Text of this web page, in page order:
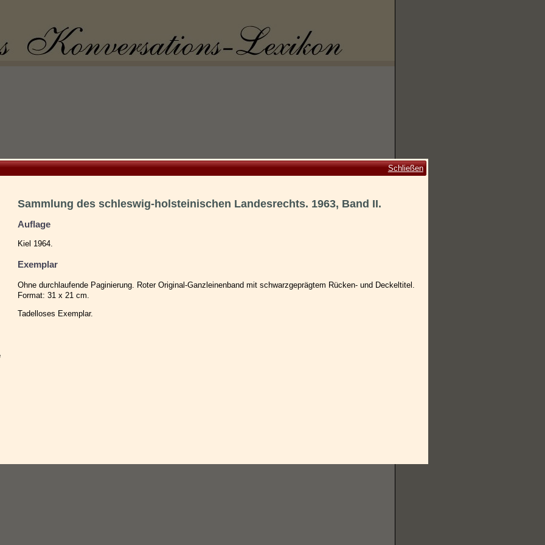
Schließen
Sammlung des schleswig-holsteinischen Landesrechts. 1963, Band II.
Auflage
Kiel 1964.
Exemplar
Ohne durchlaufende Paginierung. Roter Original-Ganzleinenband mit schwarzgeprägtem Rücken- und Deckeltitel.
Format: 31 x 21 cm.
Tadelloses Exemplar.